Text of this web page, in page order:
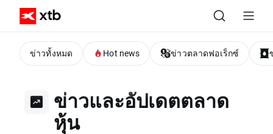
ข่าวทั้งหมด Hot news ข่าวตลาดฟอเร็กซ์
ข่าวและอัปเดตตลาด
หุ้น